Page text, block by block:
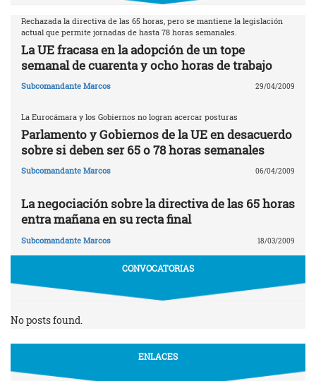
Rechazada la directiva de las 65 horas, pero se mantiene la legislación
actual que permite jornadas de hasta 78 horas semanales.
La UE fracasa en la adopción de un tope
semanal de cuarenta y ocho horas de trabajo
Subcomandante Marcos 29/04/2009
La Eurocámara y los Gobiernos no logran acercar posturas
Parlamento y Gobiernos de la UE en desacuerdo
sobre si deben ser 65 o 78 horas semanales
Subcomandante Marcos 06/04/2009
La negociación sobre la directiva de las 65 horas
entra mañana en su recta final
Subcomandante Marcos 18/03/2009
CONVOCATORIAS
No posts found.
ENLACES